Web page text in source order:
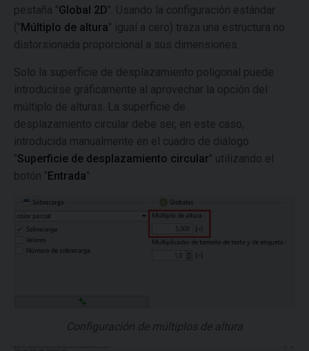
pestaña "Global 2D". Usando la configuración estándar
("Múltiplo de altura" igual a cero) traza una estructura no
distorsionada proporcional a sus dimensiones.
Solo la superficie de desplazamiento poligonal puede
introducirse gráficamente al aprovechar la opción del
múltiplo de alturas. La superficie de
desplazamiento circular debe ser, en este caso,
introducida manualmente en el cuadro de diálogo
"Superficie de desplazamiento circular" utilizando el
botón "Entrada".
Configuración de múltiplos de altura